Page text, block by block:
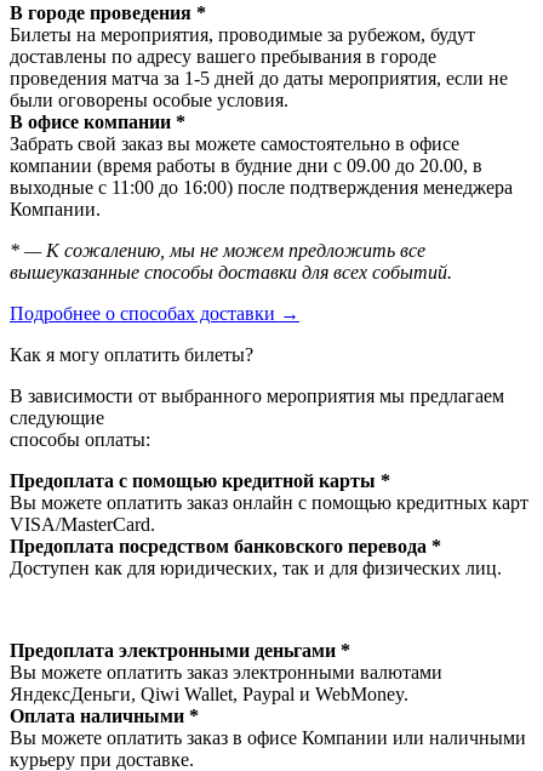
В городе проведения *
Билеты на мероприятия, проводимые за рубежом, будут
доставлены по адресу вашего пребывания в городе
проведения матча за 1-5 дней до даты мероприятия, если не
были оговорены особые условия.
В офисе компании *
Забрать свой заказ вы можете самостоятельно в офисе
компании (время работы в будние дни с 09.00 до 20.00, в
выходные с 11:00 до 16:00) после подтверждения менеджера
Компании.
* — К сожалению, мы не можем предложить все
вышеуказанные способы доставки для всех событий.
Подробнее о способах доставки →
Как я могу оплатить билеты?
В зависимости от выбранного мероприятия мы предлагаем
следующие
способы оплаты:
Предоплата с помощью кредитной карты *
Вы можете оплатить заказ онлайн с помощью кредитных карт
VISA/MasterСard.
Предоплата посредством банковского перевода *
Доступен как для юридических, так и для физических лиц.
Предоплата электронными деньгами *
Вы можете оплатить заказ электронными валютами
ЯндексДеньги, Qiwi Wallet, Paypal и WebMoney.
Оплата наличными *
Вы можете оплатить заказ в офисе Компании или наличными
курьеру при доставке.